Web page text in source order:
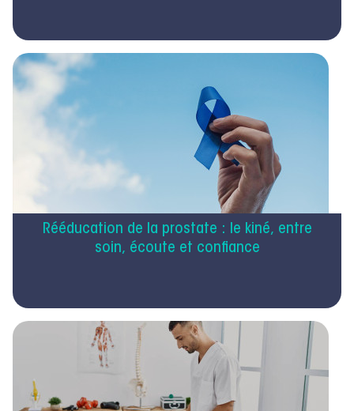
Rééducation de la prostate : le kiné, entre
soin, écoute et confiance